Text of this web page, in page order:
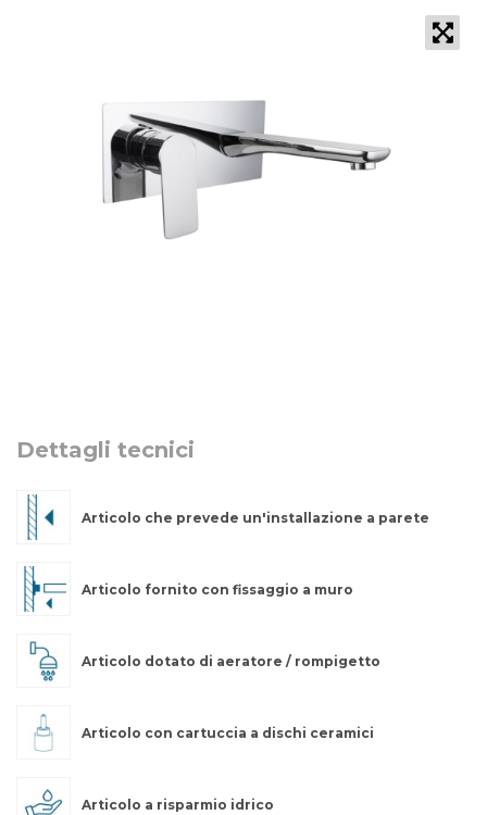
Dettagli tecnici
Articolo che prevede un'installazione a parete
Articolo fornito con fissaggio a muro
Articolo dotato di aeratore / rompigetto
Articolo con cartuccia a dischi ceramici
Articolo a risparmio idrico